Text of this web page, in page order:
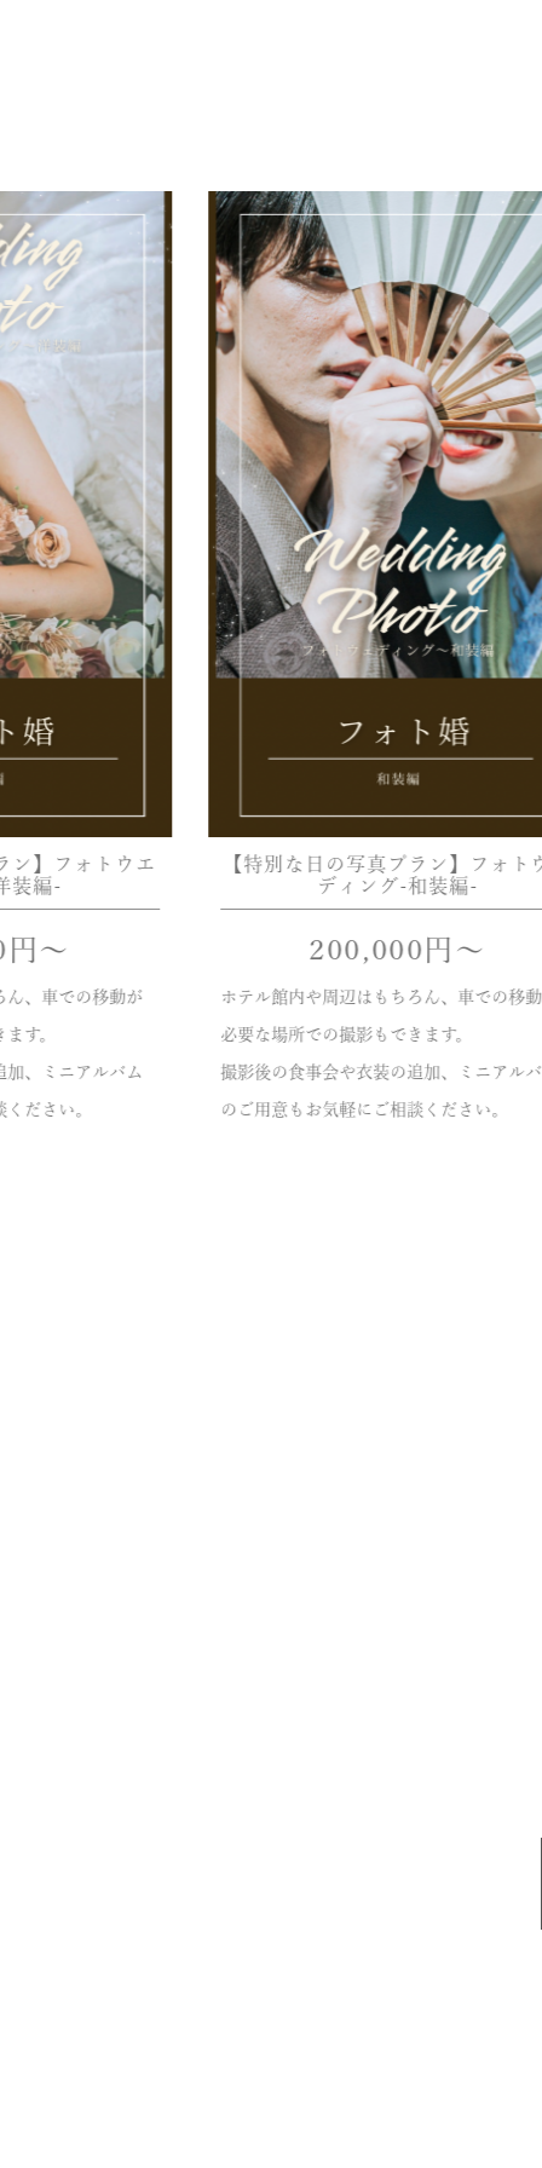
ン】フォトウエ
装編-
円〜
ん、車での移動が
す。
加、ミニアルバム
ださい。
【特別な日の写真プラン】フォト
ディング-和装編-
200,000 円〜
ホテル館内や周辺はもちろん、車での移
必要な場所での撮影もできます。
撮影後の食事会や衣装の追加、ミニアル
のご用意もお気軽にご相談ください。